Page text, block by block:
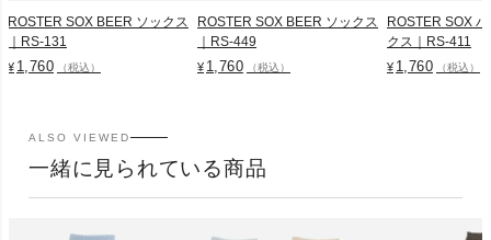
ROSTER SOX BEER ソックス
｜RS-131
¥ 1,760 （税込）
ROSTER SOX BEER ソックス
｜RS-449
¥ 1,760 （税込）
ROSTER SOX
クス｜RS-411
¥ 1,760 （税込）
ALSO VIEWED
一緒に見られている商品